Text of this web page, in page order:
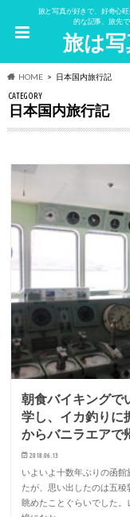
旅と写真が好きで、好奇心
的な記事、旅先
旅は
HOME 日本国内旅行記
CATEGORY
日本国内旅行記
朝食バイキングで
学し、イカ釣りに
からバニラエアで
2018.06.13
いよいよ十数年ぶりの函
たが、思い出したのは五
眺めたことぐらいでした